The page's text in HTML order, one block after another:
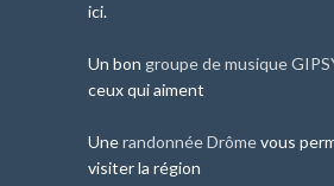
ici.
Un bon groupe de musique
ceux qui aiment
Unerandonnée Drômevous
visiter la région